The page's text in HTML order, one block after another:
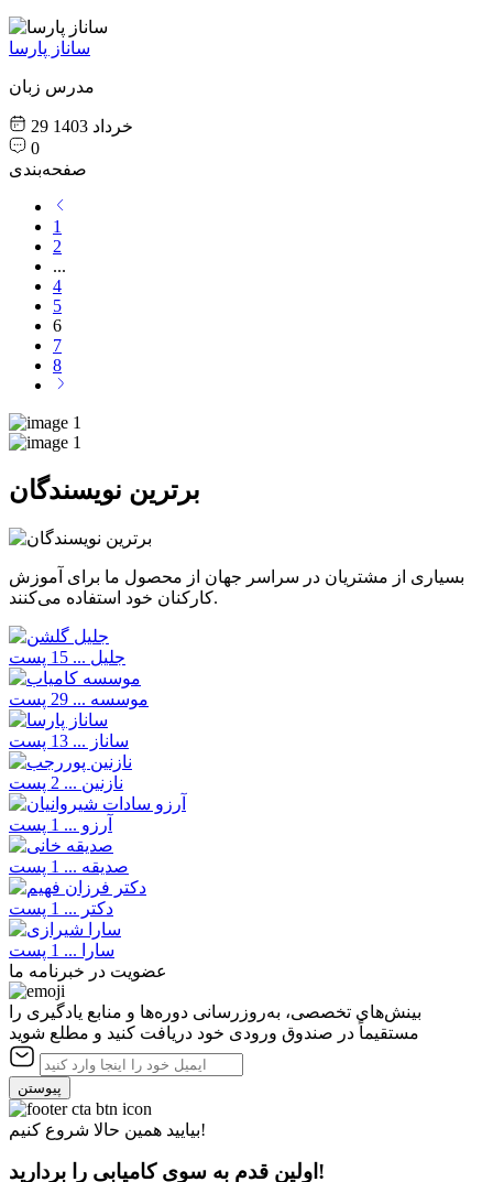
ساناز پارسا
مدرس زبان
29 خرداد 1403
0
صفحه‌بندی
1
2
...
4
5
6
7
8
برترین نویسندگان
بسیاری از مشتریان در سراسر جهان از محصول ما برای آموزش
کارکنان خود استفاده می‌کنند.
جلیل ... 15 پست
موسسه ... 29 پست
ساناز ... 13 پست
نازنین ... 2 پست
آرزو ... 1 پست
صدیقه ... 1 پست
دکتر ... 1 پست
سارا ... 1 پست
عضویت در خبرنامه ما
بینش‌های تخصصی، به‌روزرسانی دوره‌ها و منابع یادگیری را
مستقیماً در صندوق ورودی خود دریافت کنید و مطلع شوید
پیوستن
بیایید همین حالا شروع کنیم!
اولین قدم به سوی کامیابی را بردارید!